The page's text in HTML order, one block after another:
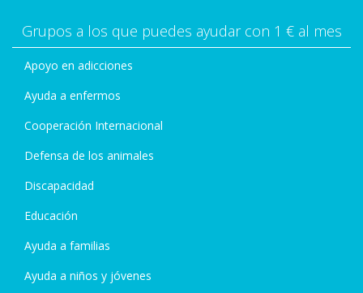
Grupos a los que puedes ayudar con 1 € al mes
Apoyo en adicciones
Ayuda a enfermos
Cooperación Internacional
Defensa de los animales
Discapacidad
Educación
Ayuda a familias
Ayuda a niños y jóvenes